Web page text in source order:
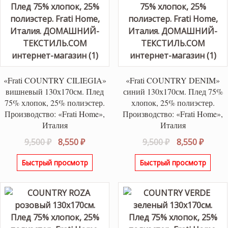
«Frati COUNTRY CILIEGIA»
вишневый 130х170см. Плед
75% хлопок, 25% полиэстер.
Производство: «Frati Home»,
Италия
9,500₽
Первоначальная
цена
составляла
8,550₽Текущая
цена:
8,550 ₽.
Быстрый просмотр
«Frati COUNTRY DENIM»
синий 130х170см. Плед 75%
хлопок, 25% полиэстер.
Производство: «Frati Home»,
Италия
9,500₽
цена
составляла
8,550₽
цена:
8,550
Быстрый просмотр